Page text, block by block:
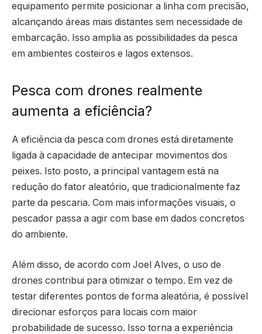
equipamento permite posicionar a linha com precisão,
alcançando áreas mais distantes sem necessidade de
embarcação. Isso amplia as possibilidades da pesca
em ambientes costeiros e lagos extensos.
Pesca com drones realmente
aumenta a eficiência?
A eficiência da pesca com drones está diretamente
ligada à capacidade de antecipar movimentos dos
peixes. Isto posto, a principal vantagem está na
redução do fator aleatório, que tradicionalmente faz
parte da pescaria. Com mais informações visuais, o
pescador passa a agir com base em dados concretos
do ambiente.
Além disso, de acordo com Joel Alves, o uso de
drones contribui para otimizar o tempo. Em vez de
testar diferentes pontos de forma aleatória, é possível
direcionar esforços para locais com maior
probabilidade de sucesso. Isso torna a experiência